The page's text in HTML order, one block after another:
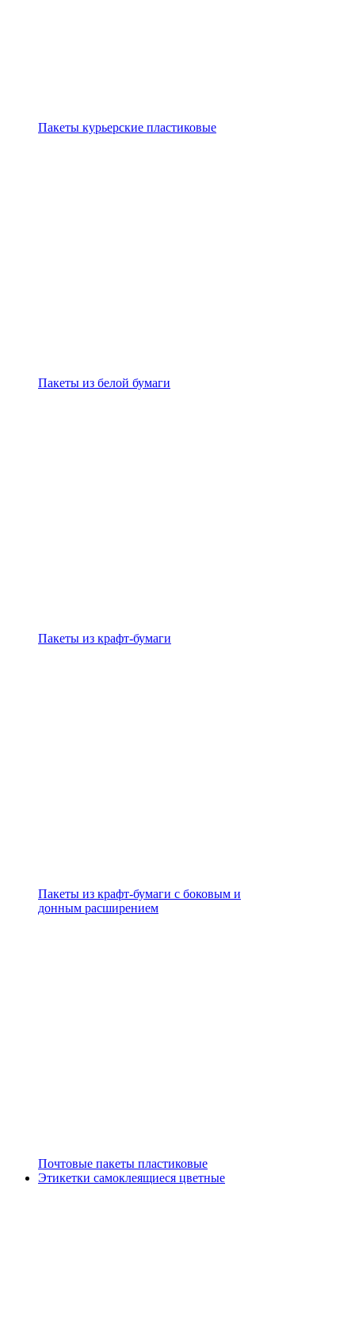
Пакеты курьерские пластиковые
Пакеты из белой бумаги
Пакеты из крафт-бумаги
Пакеты из крафт-бумаги с боковым и
донным расширением
Почтовые пакеты пластиковые
Этикетки самоклеящиеся цветные